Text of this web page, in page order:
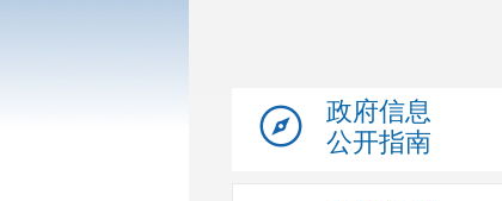
政府信息
公开指南